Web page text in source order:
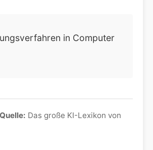
in Computer
Quelle: Das große KI-Lexikon von